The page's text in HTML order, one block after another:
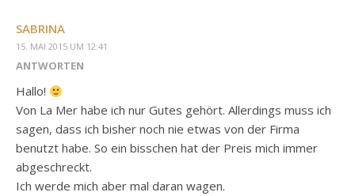
SABRINA
15. MAI 2015 UM 12:41
ANTWORTEN
Hallo!
Von La Mer habe ich nur Gutes gehört. Allerdings muss ich
sagen, dass ich bisher noch nie etwas von der Firma
benutzt habe. So ein bisschen hat der Preis mich immer
abgeschreckt.
Ich werde mich aber mal daran wagen.